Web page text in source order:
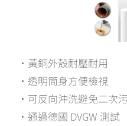
・黃銅外殼耐壓耐用
・透明筒身方便檢視
・可反向沖洗避免二次
・通過德國 DVGW 測試